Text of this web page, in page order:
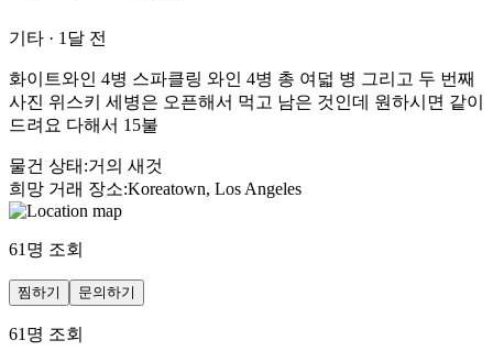
기타 · 1달 전
화이트와인 4병 스파클링 와인 4병 총 여덟 병 그리고 두 번째
사진 위스키 세병은 오픈해서 먹고 남은 것인데 원하시면 같이
드려요 다해서 15불
물건 상태 :거의 새것
희망 거래 장소:Koreatown, Los Angeles
61 명 조회
찜하기 문의하기
61 명 조회